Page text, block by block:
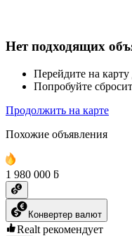
Нет подходящих
Перейдите на
Попробуйте
Продолжить на карте
Похожие объявления
1 980 000 ƃ
Конвертер валют
Realt рекомендует